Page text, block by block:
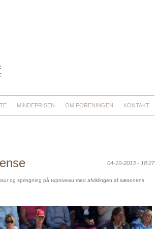
MINDEPRISEN OM FORENINGEN KONTAKT
04-10-2013 - 18:27
og springning på topniveau med afviklingen af sæsonens